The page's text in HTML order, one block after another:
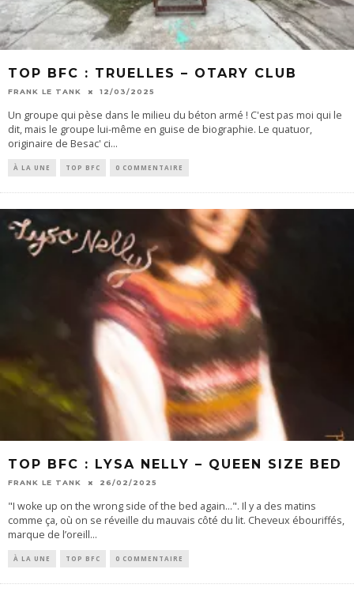
TOP BFC : TRUELLES – OTARY CLUB
FRANK LE TANK 12/03/2025
Un groupe qui pèse dans le milieu du béton armé ! C'est pas moi qui le
dit, mais le groupe lui-même en guise de biographie. Le quatuor,
originaire de Besac' ci...
À LA UNE TOP BFC 0 COMMENTAIRE
TOP BFC : LYSA NELLY – QUEEN SIZE BED
FRANK LE TANK 26/02/2025
"I woke up on the wrong side of the bed again...". Il y a des matins
comme ça, où on se réveille du mauvais côté du lit. Cheveux ébouriffés,
marque de l’oreill...
À LA UNE TOP BFC 0 COMMENTAIRE